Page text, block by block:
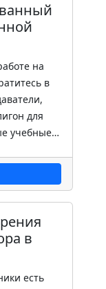
на
в
для
учебные…
в
есть